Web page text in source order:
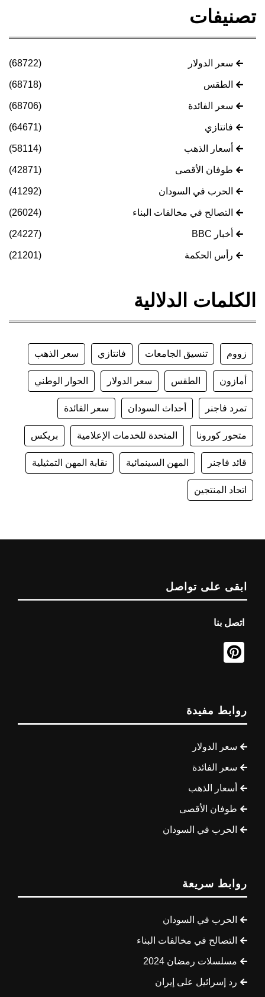
سعر الدولار
الطقس
سعر الفائدة
فانتازي
أسعار الذهب
طوفان الأقصى
الحرب في السودان
التصالح في مخالفات البناء
أخبار BBC
رأس الحكمة
الدلالية
تنسيق الجامعات فانتازي سعر الذهب
الطقس سعر الدولار الحوار الوطني
فاجنر أحداث السودان سعر الفائدة
كورونا المتحدة للخدمات الإعلامية بريكس
فاجنر المهن السينمائية نقابة المهن التمثيلية
المنتجين
على تواصل
بنا
مفيدة
سعر الدولار
سعر الفائدة
أسعار الذهب
طوفان الأقصى
الحرب في السودان
سريعة
الحرب في السودان
التصالح في مخالفات البناء
مسلسلات رمضان 2024
رد إسرائيل على إيران